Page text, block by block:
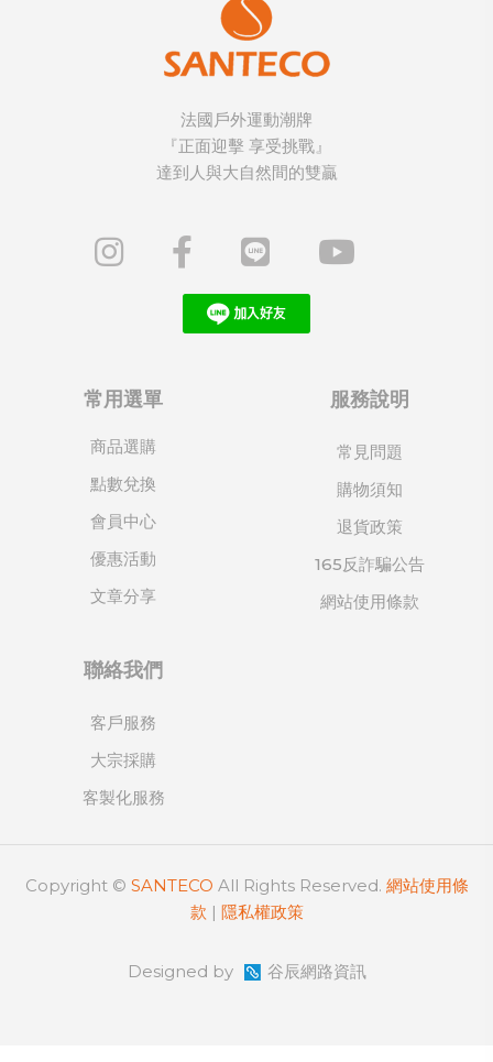
法國戶外運動潮牌
『正面迎擊 享受挑戰』
達到人與大自然間的雙贏
常用選單
商品選購
點數兌換
會員中心
優惠活動
文章分享
服務說明
常見問題
購物須知
退貨政策
165反詐騙公告
網站使用條款
聯絡我們
客戶服務
大宗採購
客製化服務
Copyright © SANTECO All Rights Reserved. 網站使用條
款 | 隱私權政策
Designed by 谷辰網路資訊